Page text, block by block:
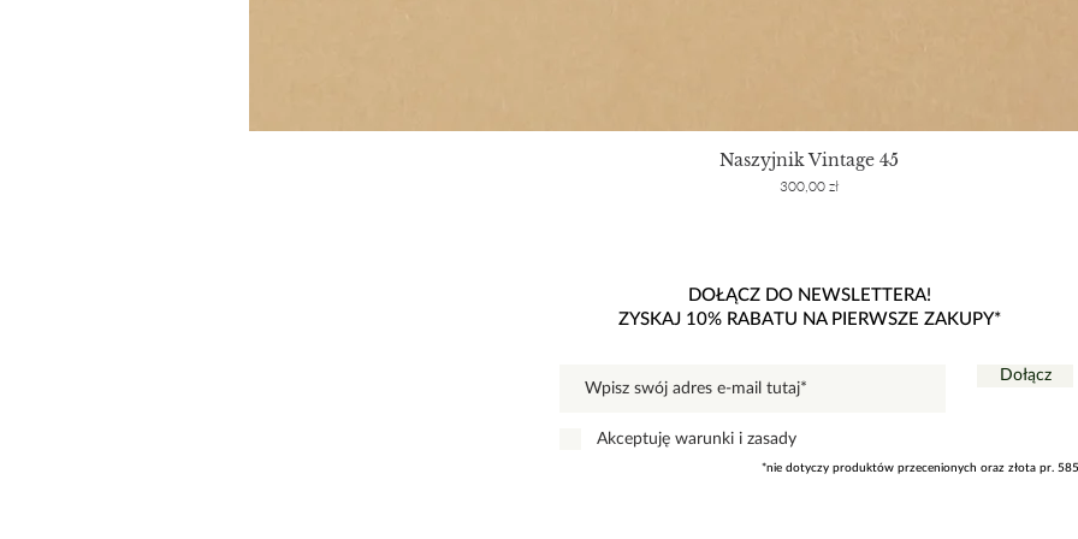
Naszyjnik Vintage 45
Cena
300,00 zł
DOŁĄCZ DO NEWSLETTERA!
ZYSKAJ 10% RABATU NA PIERWSZE ZAKUPY*
Dołącz
Akceptuję warunki i zasady
*nie dotyczy produktów przecenionych oraz złota pr. 585